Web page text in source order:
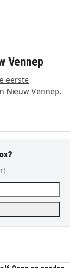
Vennep
eerste
Nieuw Vennep.